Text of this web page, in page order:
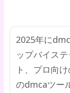
2025年に
ップバイス
ト、プロ向
のdmcaツー